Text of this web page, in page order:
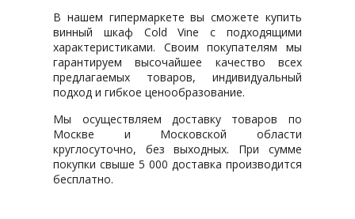
В нашем гипермаркете вы сможете купить
винный шкаф Cold Vine с подходящими
характеристиками. Своим покупателям мы
гарантируем высочайшее качество всех
предлагаемых товаров, индивидуальный
подход и гибкое ценообразование.
Мы осуществляем доставку товаров по
Москве и Московской области
круглосуточно, без выходных. При сумме
покупки свыше 5 000 доставка производится
бесплатно.